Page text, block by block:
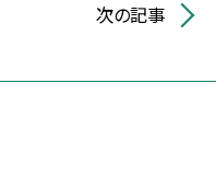
次の記事